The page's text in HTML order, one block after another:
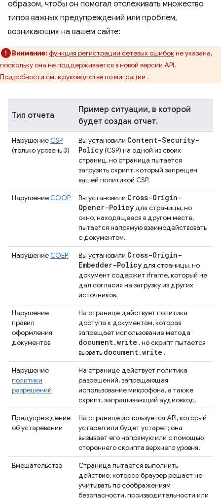
образом, чтобы он помогал отслеживать множество
типов важных предупреждений или проблем,
возникающих на вашем сайте:
Внимание:функция регистрации сетевых ошибокне указана,
поскольку она не поддерживается в новой версии API.
Подробности см. вруководстве по миграции .
Тип отчета
Пример ситуации, в которой
будет создан отчет.
НарушениеCSP
(только уровень 3)
Вы установили Content-Security-
Policy(CSP) на одной из своих
страниц, но страница пытается
загрузить скрипт, который запрещен
вашей политикой CSP.
НарушениеCOOP Вы установили Cross-Origin-
Opener-Policyдля страницы, но
окно, находящееся в другом месте,
пытается напрямую взаимодействовать
с документом.
НарушениеCOEP Вы установили Cross-Origin-
Embedder-Policyдля страницы, но
документ содержит iframe, который не
дал согласия на загрузку из других
источников.
Нарушение
правил
оформления
документов
На странице действует политика
доступа к документам, которая
запрещает использование метода
document .write , но скрипт пытается
вызвать document .write .
Нарушение
политики
разрешений
На странице действует политика
разрешений, запрещающая
использование микрофона, а также
скрипт, запрашивающий аудиовход.
Предупреждение
об устаревании
На странице используется API, который
устарел или будет устарел; она
вызывает его напрямую или с помощью
стороннего скрипта верхнего уровня.
Вмешательство
Страница пытается выполнить
действие, которое браузер решает не
учитывать по соображениям
безопасности, производительности или